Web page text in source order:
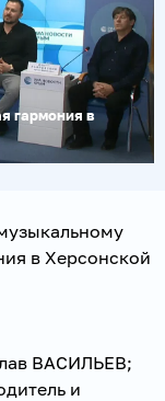
гармония в
в Херсонской
ВАСИЛЬЕВ;
и